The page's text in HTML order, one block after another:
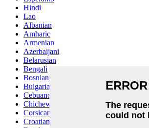
Hindi
Lao
Albanian
Amharic
Armenian
Azerbaijani
Belarusian
Bengali
Bosnian
Bulgarian
Cebuano
Chichewa
Corsican
Croatian